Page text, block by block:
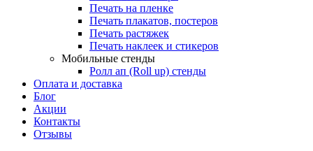
Печать на пленке
Печать плакатов, постеров
Печать растяжек
Печать наклеек и стикеров
Мобильные стенды
Ролл ап (Roll up) стенды
Оплата и доставка
Блог
Акции
Контакты
Отзывы